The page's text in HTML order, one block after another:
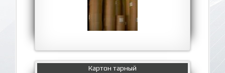
Картон тарный